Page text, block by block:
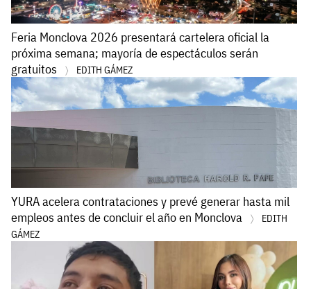
Feria Monclova 2026 presentará cartelera oficial la
próxima semana; mayoría de espectáculos serán
gratuitos
EDITH GÁMEZ
YURA acelera contrataciones y prevé generar hasta mil
empleos antes de concluir el año en Monclova
EDITH
GÁMEZ